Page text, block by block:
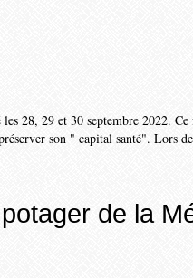
28, 29 et 30 septembre 2022.
son " capital santé". Lors
de la